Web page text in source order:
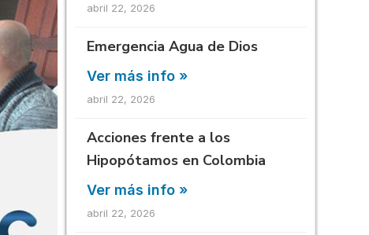
abril 22, 2026
Emergencia Agua de Dios
Ver más info »
abril 22, 2026
Acciones frente a los
Hipopótamos en Colombia
Ver más info »
abril 22, 2026